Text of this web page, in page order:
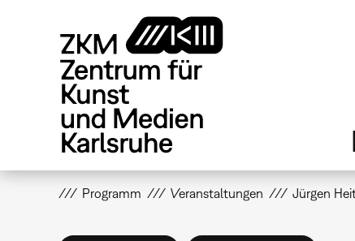
Programm Veranstaltungen Jürgen